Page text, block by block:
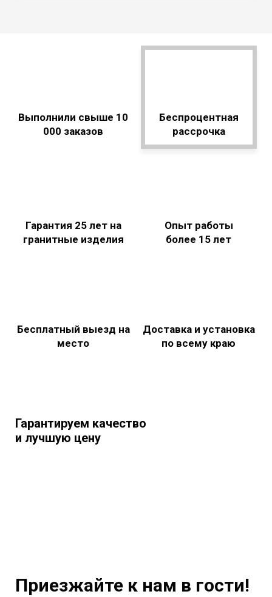
Выполнили свыше 10
000 заказов
Беспроцентная
рассрочка
Гарантия 25 лет на
гранитные изделия
Опыт работы
более 15 лет
Бесплатный выезд на
место
Доставка и установка
по всему краю
Гарантируем качество
и лучшую цену
Приезжайте к нам в гости!